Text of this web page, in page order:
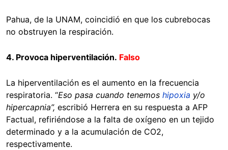
Pahua, de la UNAM, coincidió en que los cubrebocas
no obstruyen la respiración.
4. Provoca hiperventilación. Falso
La hiperventilación es el aumento en la frecuencia
respiratoria. “Eso pasa cuando tenemos hipoxia y/o
hipercapnia”, escribió Herrera en su respuesta a AFP
Factual, refiriéndose a la falta de oxígeno en un tejido
determinado y a la acumulación de CO2,
respectivamente.